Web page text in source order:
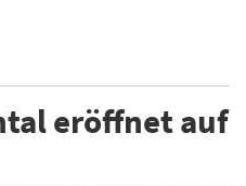
eröffnet auf